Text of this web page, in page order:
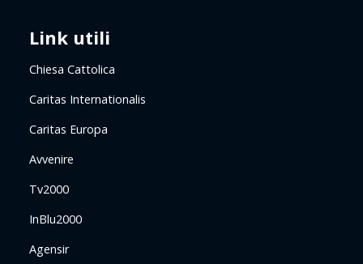
Link utili
Chiesa Cattolica
Caritas Internationalis
Caritas Europa
Avvenire
Tv2000
InBlu2000
Agensir